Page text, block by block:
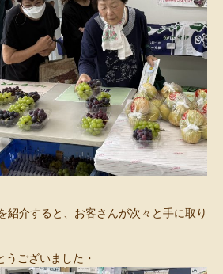
紹介すると、お客さんが次々と手に取り
うございました・